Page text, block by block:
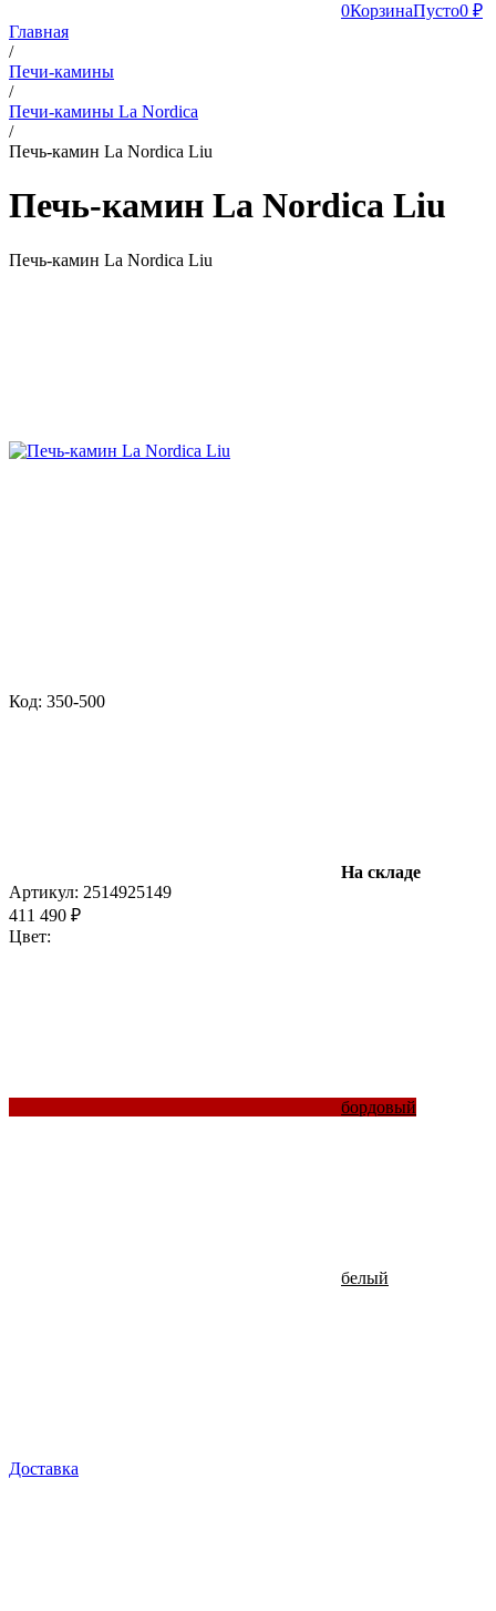
0КорзинаПусто0 ₽
Главная
/
Печи-камины
/
Печи-камины La Nordica
/
Печь-камин La Nordica Liu
Печь-камин La Nordica Liu
Печь-камин La Nordica Liu
Код: 350-500
На складе
Артикул: 2514925149
411 490 ₽
Цвет:
бордовый
белый
Доставка